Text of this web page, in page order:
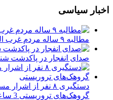
اخبار سیاسی
مطالبه ۹ ساله مردم غرب البرز محقق شد
صدای انفجار در پاکدشت
دستگیری ۸ نفر از
گروهک‌های تروریستی 3 ساعت پیش